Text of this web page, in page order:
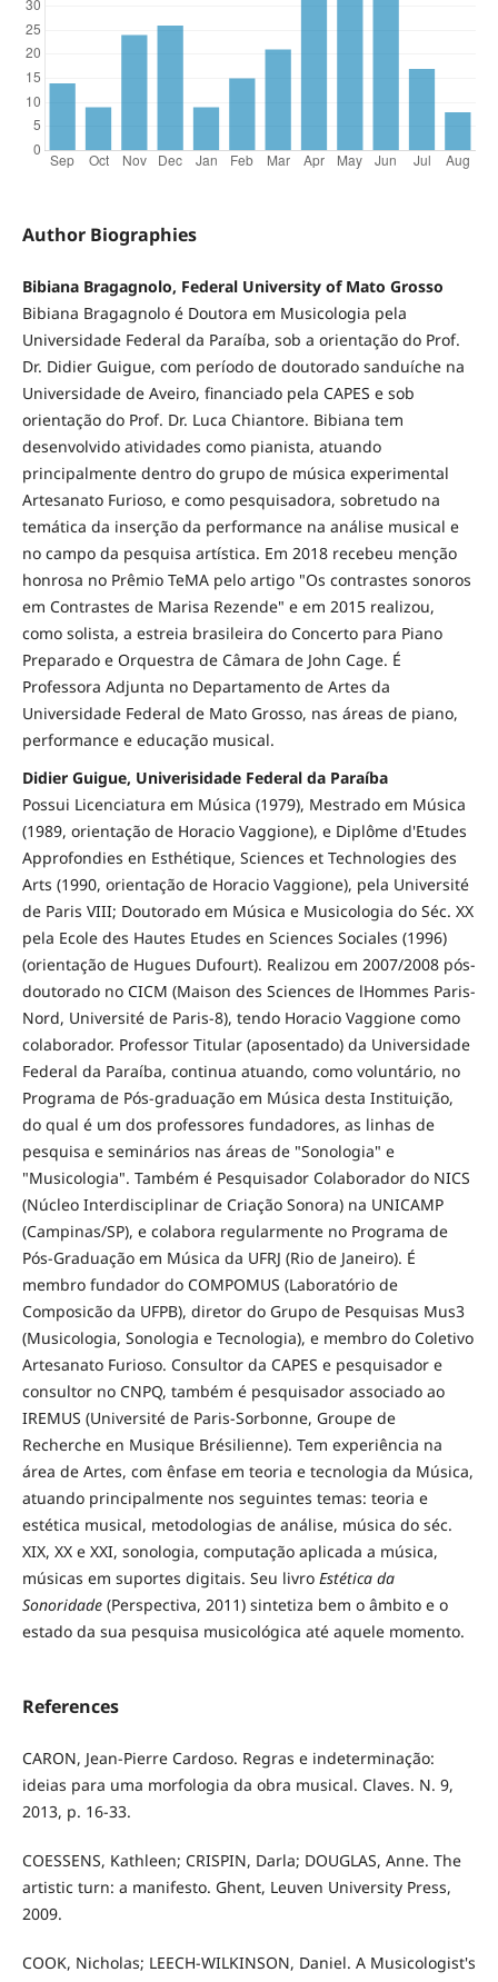
Author Biographies
Bibiana Bragagnolo, Federal University of Mato Grosso
Bibiana Bragagnolo é Doutora em Musicologia pela
Universidade Federal da Paraíba, sob a orientação do Prof.
Dr. Didier Guigue, com período de doutorado sanduíche na
Universidade de Aveiro, financiado pela CAPES e sob
orientação do Prof. Dr. Luca Chiantore. Bibiana tem
desenvolvido atividades como pianista, atuando
principalmente dentro do grupo de música experimental
Artesanato Furioso, e como pesquisadora, sobretudo na
temática da inserção da performance na análise musical e
no campo da pesquisa artística. Em 2018 recebeu menção
honrosa no Prêmio TeMA pelo artigo "Os contrastes sonoros
em Contrastes de Marisa Rezende" e em 2015 realizou,
como solista, a estreia brasileira do Concerto para Piano
Preparado e Orquestra de Câmara de John Cage. É
Professora Adjunta no Departamento de Artes da
Universidade Federal de Mato Grosso, nas áreas de piano,
performance e educação musical.
Didier Guigue, Univerisidade Federal da Paraíba
Possui Licenciatura em Música (1979), Mestrado em Música
(1989, orientação de Horacio Vaggione), e Diplôme d'Etudes
Approfondies en Esthétique, Sciences et Technologies des
Arts (1990, orientação de Horacio Vaggione), pela Université
de Paris VIII; Doutorado em Música e Musicologia do Séc. XX
pela Ecole des Hautes Etudes en Sciences Sociales (1996)
(orientação de Hugues Dufourt). Realizou em 2007/2008 pós-
doutorado no CICM (Maison des Sciences de lHommes Paris-
Nord, Université de Paris-8), tendo Horacio Vaggione como
colaborador. Professor Titular (aposentado) da Universidade
Federal da Paraíba, continua atuando, como voluntário, no
Programa de Pós-graduação em Música desta Instituição,
do qual é um dos professores fundadores, as linhas de
pesquisa e seminários nas áreas de "Sonologia" e
"Musicologia". Também é Pesquisador Colaborador do NICS
(Núcleo Interdisciplinar de Criação Sonora) na UNICAMP
(Campinas/SP), e colabora regularmente no Programa de
Pós-Graduação em Música da UFRJ (Rio de Janeiro). É
membro fundador do COMPOMUS (Laboratório de
Composicão da UFPB), diretor do Grupo de Pesquisas Mus3
(Musicologia, Sonologia e Tecnologia), e membro do Coletivo
Artesanato Furioso. Consultor da CAPES e pesquisador e
consultor no CNPQ, também é pesquisador associado ao
IREMUS (Université de Paris-Sorbonne, Groupe de
Recherche en Musique Brésilienne). Tem experiência na
área de Artes, com ênfase em teoria e tecnologia da Música,
atuando principalmente nos seguintes temas: teoria e
estética musical, metodologias de análise, música do séc.
XIX, XX e XXI, sonologia, computação aplicada a música,
músicas em suportes digitais. Seu livro Estética da
Sonoridade(Perspectiva, 2011) sintetiza bem o âmbito e o
estado da sua pesquisa musicológica até aquele momento.
References
CARON, Jean-Pierre Cardoso. Regras e indeterminação:
ideias para uma morfologia da obra musical. Claves. N. 9,
2013, p. 16-33.
COESSENS, Kathleen; CRISPIN, Darla; DOUGLAS, Anne. The
artistic turn: a manifesto. Ghent, Leuven University Press,
2009.
COOK, Nicholas; LEECH-WILKINSON, Daniel. A Musicologist's